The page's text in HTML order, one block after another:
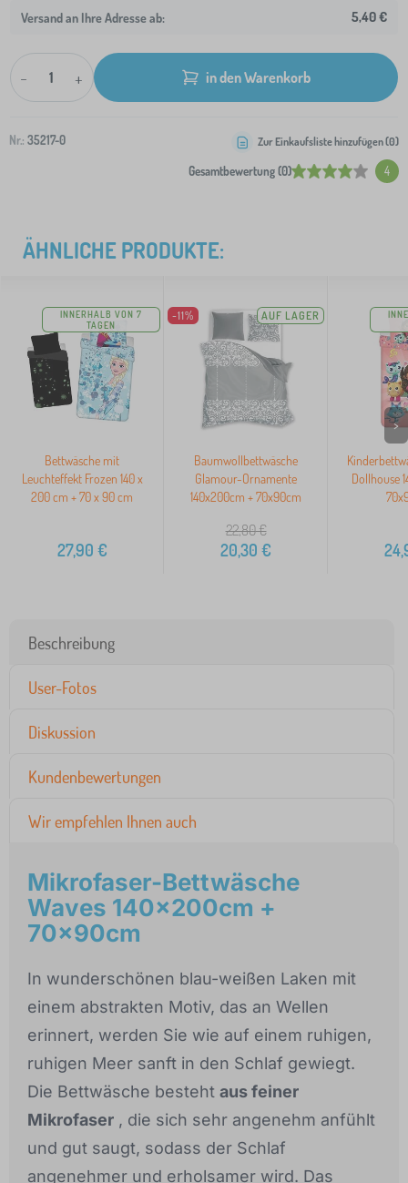
Versand an Ihre Adresse ab: 5,40 €
- + in den Warenkorb
Nr.: 35217-0
Gesamtbewertung (0) 4
Zur Einkaufsliste hinzufügen (0)
ÄHNLICHE PRODUKTE:
INNERHALB VON 7
TAGEN
Bettwäsche mit
Leuchteffekt Frozen 140 x
200 cm + 70 x 90 cm
27,90 €
-11% AUF LAGER
Baumwollbettwäsche
Glamour-Ornamente
140x200cm + 70x90cm
22,80€
20,30 €
Dollhouse
>
Beschreibung
User-Fotos
Diskussion
Kundenbewertungen
Wir empfehlen Ihnen auch
Mikrofaser-Bettwäsche
Waves 140x200cm +
70x90cm
In wunderschönen blau-weißen Laken mit
einem abstrakten Motiv, das an Wellen
erinnert, werden Sie wie auf einem ruhigen,
ruhigen Meer sanft in den Schlaf gewiegt.
Die Bettwäsche besteht aus feiner
Mikrofaser , die sich sehr angenehm anfühlt
und gut saugt, sodass der Schlaf
angenehmer und erholsamer wird. Das